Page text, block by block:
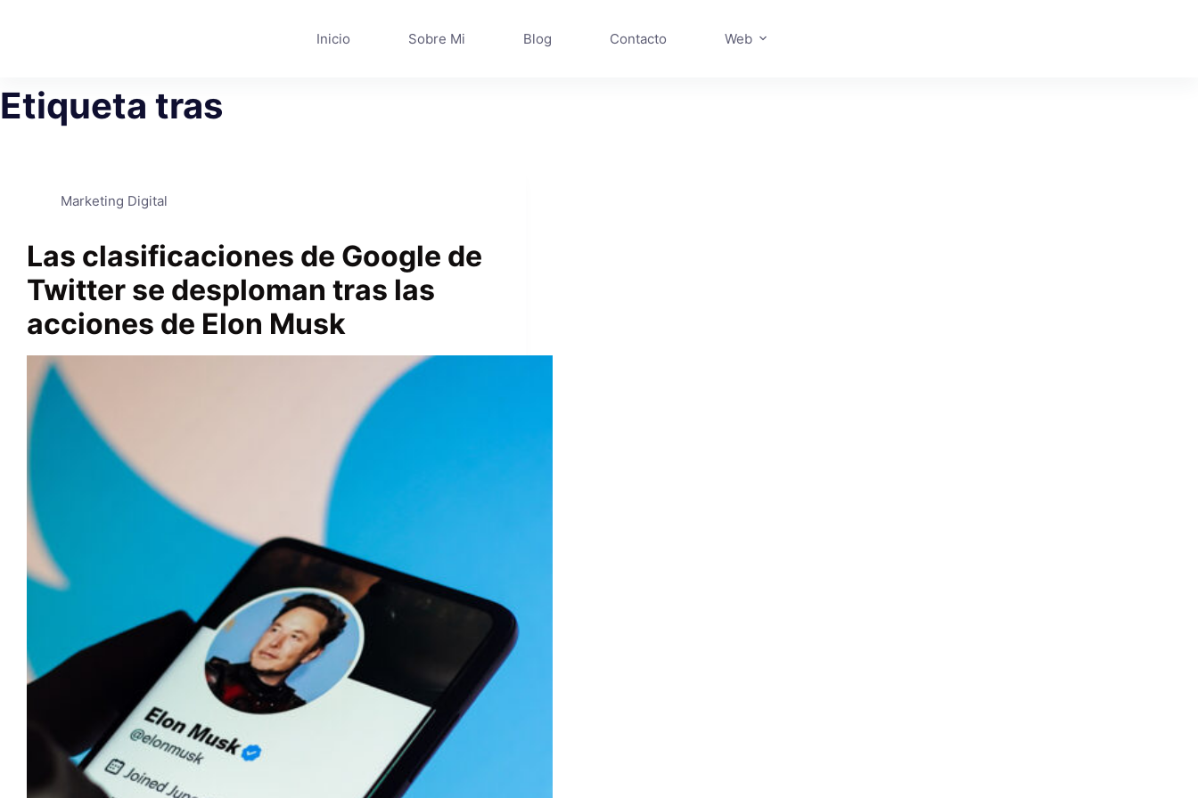
Inicio Sobre Mi Blog Contacto Web
Etiqueta tras
Marketing Digital
Las clasificaciones de Google de
Twitter se desploman tras las
acciones de Elon Musk